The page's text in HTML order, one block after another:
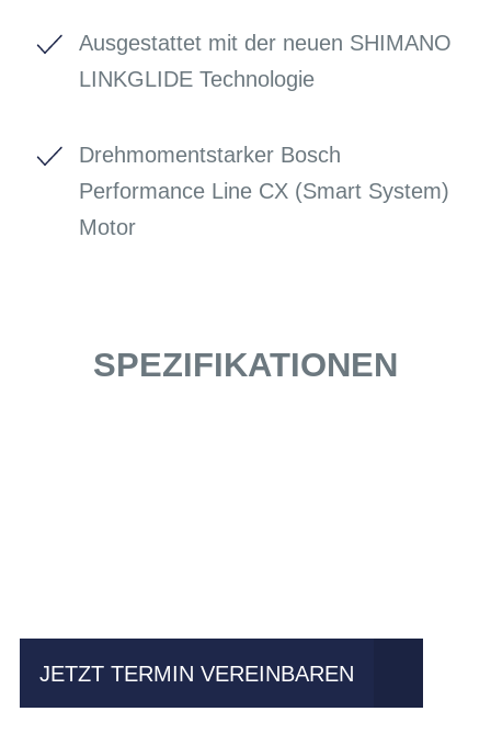
Ausgestattet mit der neuen SHIMANO
LINKGLIDE Technologie
Drehmomentstarker Bosch
Performance Line CX (Smart System)
Motor
SPEZIFIKATIONEN
JETZT TERMIN VEREINBAREN